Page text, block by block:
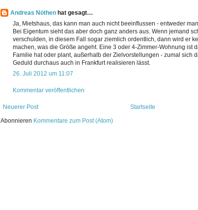
Andreas Nöthen hat gesagt…
Ja, Mietshaus, das kann man auch nicht beeinflussen - entweder
Bei Eigentum sieht das aber doch ganz anders aus. Wenn jemand
verschulden, in diesem Fall sogar ziemlich ordentlich, dann wird er
machen, was die Größe angeht. Eine 3 oder 4-Zimmer-Wohnung ist
Familie hat oder plant, außerhalb der Zielvorstellungen - zumal sich
Geduld durchaus auch in Frankfurt realisieren lässt.
26. Juli 2012 um 11:07
Kommentar veröffentlichen
Neuerer Post
Startseite
Abonnieren Kommentare zum Post (Atom)